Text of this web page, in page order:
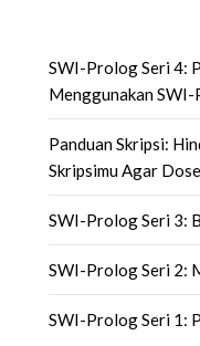
SWI-Prolog Seri 4:
Menggunakan
Panduan Skripsi:
Skripsimu Agar
SWI-Prolog Seri 3:
SWI-Prolog Seri 2:
SWI-Prolog Seri 1: